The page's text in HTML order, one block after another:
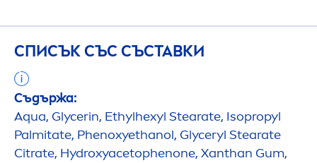
СПИСЪК СЪС СЪСТАВКИ
Съдържа:
Aqua, Glycerin, Ethylhexyl Stearate, Isopropyl
Palmitate, Phenoxyethanol, Glyceryl Stearate
Citrate, Hydroxyacetophenone, Xanthan Gum,